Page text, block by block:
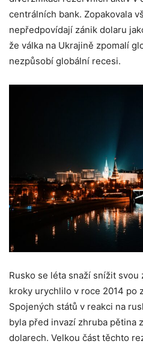
centrálních bank. Zopakovala
nepředpovídají zánik dolaru
že válka na Ukrajině zpomalí
nezpůsobí globální recesi.
Rusko se léta snaží snížit svou
kroky urychlilo v roce 2014 po
Spojených států v reakci na
byla před invazí zhruba pětina
dolarech. Velkou část těchto